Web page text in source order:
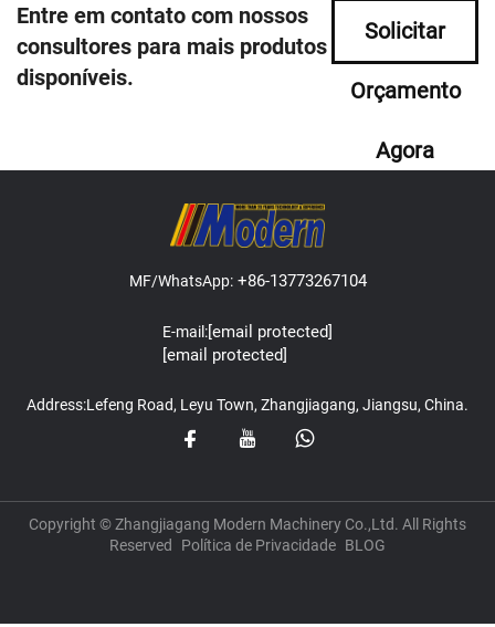
Entre em contato com nossos
consultores para mais produtos
disponíveis.
Solicitar
Orçamento
Agora
MF/WhatsApp:+86-13773267104
E-mail:[email protected]
[email protected]
Address:Lefeng Road, Leyu Town, Zhangjiagang, Jiangsu, China.
Copyright © Zhangjiagang Modern Machinery Co.,Ltd. All Rights
Reserved
Política de Privacidade BLOG